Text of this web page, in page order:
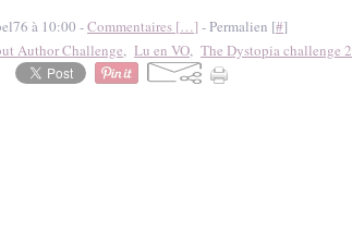
à 10:00 -Commentaires […] - Permalien [#]
Author Challenge, Lu en VO, The Dystopia challenge